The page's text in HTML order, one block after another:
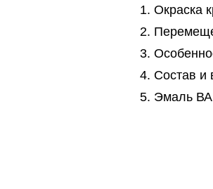
Окраска
Состав и
Эмаль